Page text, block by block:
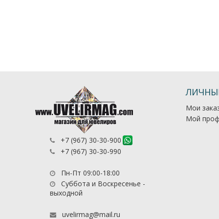
+7 (967) 30-30-900
+7 (967) 30-30-990
Пн-Пт 09:00-18:00
Суббота и Воскресенье -
выходной
uvelirmag@mail.ru
Мои
Мой